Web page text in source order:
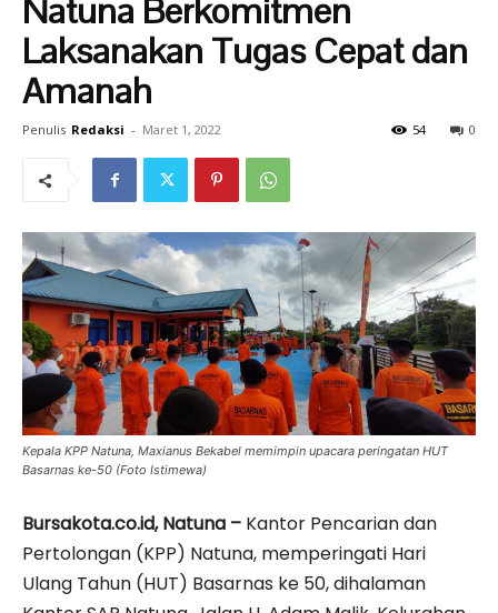
Natuna Berkomitmen
Laksanakan Tugas Cepat dan
Amanah
Penulis Redaksi - Maret 1, 2022 0
54
Kepala KPP Natuna, Maxianus Bekabel memimpin upacara peringatan HUT
Basarnas ke-50 (Foto Istimewa)
Bursakota.co.id, Natuna – Kantor Pencarian dan
Pertolongan (KPP) Natuna, memperingati Hari
Ulang Tahun (HUT) Basarnas ke 50, dihalaman